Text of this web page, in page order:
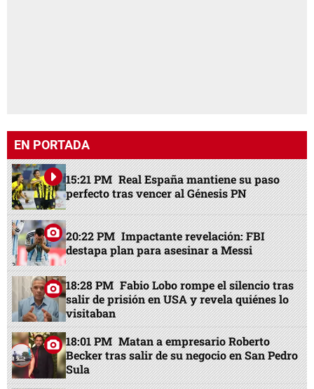
EN PORTADA
15:21 PM Real España mantiene su paso
perfecto tras vencer al Génesis PN
20:22 PM Impactante revelación: FBI
destapa plan para asesinar a Messi
18:28 PM Fabio Lobo rompe el silencio tras
salir de prisión en USA y revela quiénes lo
visitaban
18:01 PM Matan a empresario Roberto
Becker tras salir de su negocio en San Pedro
Sula